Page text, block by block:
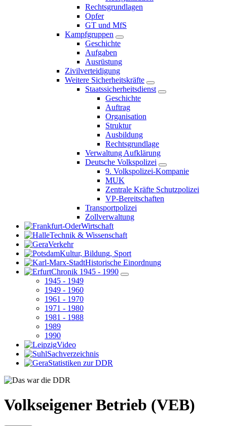
Rechtsgrundlagen
Opfer
GT und MfS
Kampfgruppen
Geschichte
Aufgaben
Ausrüstung
Zivilverteidigung
Weitere Sicherheitskräfte
Staatssicherheitsdienst
Geschichte
Auftrag
Organisation
Struktur
Ausbildung
Rechtsgrundlage
Verwaltung Aufklärung
Deutsche Volkspolizei
9. Volkspolizei-Kompanie
MUK
Zentrale Kräfte Schutzpolizei
VP-Bereitschaften
Transportpolizei
Zollverwaltung
Wirtschaft
Technik & Wissenschaft
Verkehr
Kultur, Bildung, Sport
Historische Einordnung
Chronik 1945 - 1990
1945 - 1949
1949 - 1960
1961 - 1970
1971 - 1980
1981 - 1988
1989
1990
Video
Sachverzeichnis
Statistiken zur DDR
Volkseigener Betrieb (VEB)